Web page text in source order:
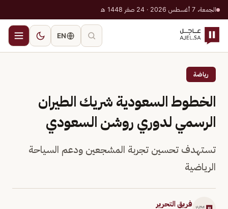
الجمعة، 7 أغسطس 2026 · 24 صفر 1448 هـ
EN
رياضة
الخطوط السعودية شريك الطيران
الرسمي لدوري روشن السعودي
تستهدف تحسين تجربة المشجعين ودعم السياحة
الرياضية
فريق التحرير